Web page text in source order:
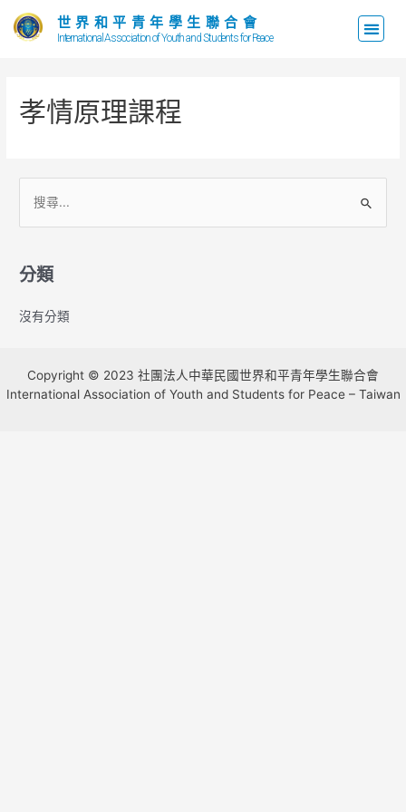
世界和平青年學生聯合會
International Association of Youth and Students for Peace
孝情原理課程
分類
沒有分類
Copyright © 2023 社團法人中華民國世界和平青年學生聯合會
International Association of Youth and Students for Peace – Taiwan